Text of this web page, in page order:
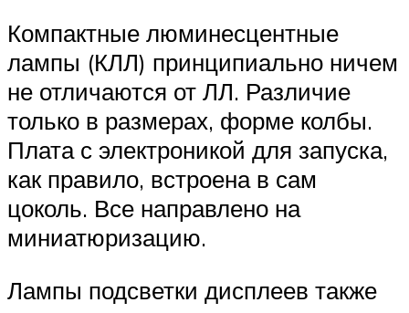
Компактные люминесцентные
лампы (КЛЛ) принципиально ничем
не отличаются от ЛЛ. Различие
только в размерах, форме колбы.
Плата с электроникой для запуска,
как правило, встроена в сам
цоколь. Все направлено на
миниатюризацию.
Лампы подсветки дисплеев также